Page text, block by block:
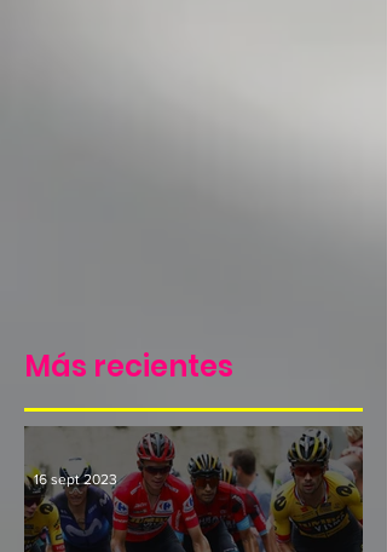
Más recientes
16 sept 2023